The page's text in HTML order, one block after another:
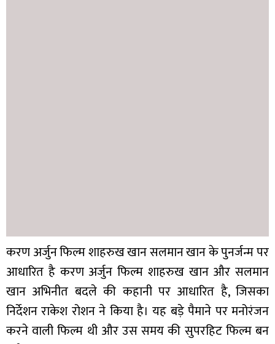
करण अर्जुन फिल्म शाहरुख खान सलमान खान के पुनर्जन्म पर
आधारित है करण अर्जुन फिल्म शाहरुख खान और सलमान
खान अभिनीत बदले की कहानी पर आधारित है, जिसका
निर्देशन राकेश रोशन ने किया है। यह बड़े पैमाने पर मनोरंजन
करने वाली फिल्म थी और उस समय की सुपरहिट फिल्म बन